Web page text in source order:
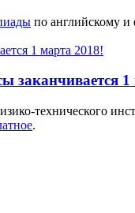
по английскому и
заканчивается 1
технического
.